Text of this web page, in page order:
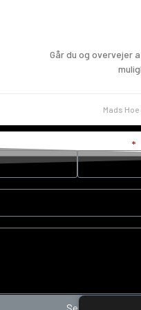
Går du og overvejer
Mads Hoe